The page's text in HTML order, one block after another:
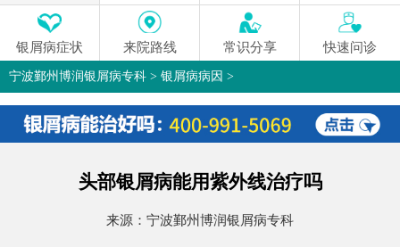
银屑病症状 来院路线 常识分享 快速问诊
宁波鄞州博润银屑病专科 > 银屑病病因 >
头部银屑病能用紫外线治疗吗
来源： 宁波鄞州博润银屑病专科